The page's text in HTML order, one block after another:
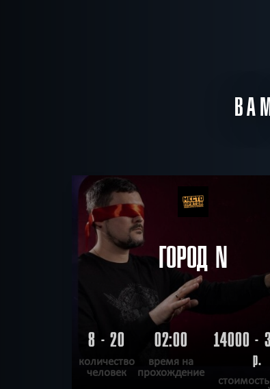
ГОРОД N
8 - 20
количество
человек
02:00
время на
прохождение
14000 -
р.